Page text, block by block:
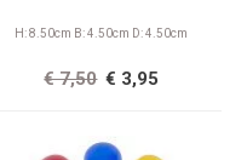
H: 8.50cm B: 4.50cm D: 4.50cm
€ 3,95
€ 7,50